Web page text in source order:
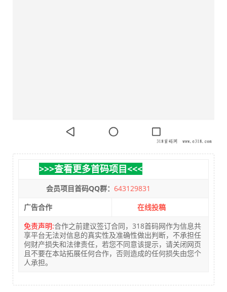
>>>查看更多首码项目<<<
会员项目首码QQ群： 643129831
广告合作
在线投稿
免责声明:合作之前建议签订合同，318首码网作为信息共
享平台无法对信息的真实性及准确性做出判断，不承担任
何财产损失和法律责任，若您不同意该提示，请关闭网页
且不要在本站拓展任何合作，否则造成的任何损失由您个
人承担。